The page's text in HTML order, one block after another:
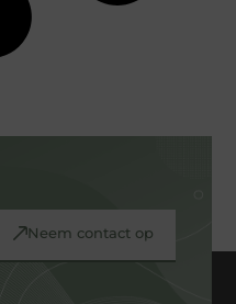
Neem contact op